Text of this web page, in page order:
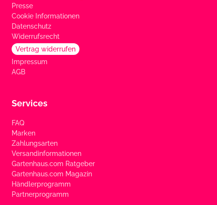
Presse
Cookie Informationen
Datenschutz
Widerrufsrecht
Vertrag widerrufen
Impressum
AGB
Services
FAQ
Marken
Zahlungsarten
Versandinformationen
Gartenhaus.com Ratgeber
Gartenhaus.com Magazin
Händlerprogramm
Partnerprogramm